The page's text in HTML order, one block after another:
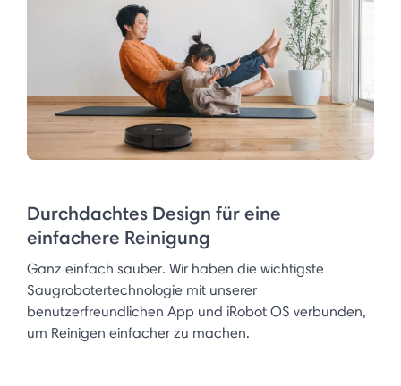
Durchdachtes Design für eine
einfachere Reinigung
Ganz einfach sauber. Wir haben die wichtigste
Saugrobotertechnologie mit unserer
benutzerfreundlichen App und iRobot OS verbunden,
um Reinigen einfacher zu machen.